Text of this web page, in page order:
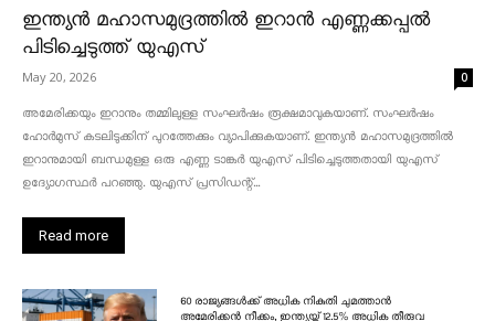
ഇന്ത്യൻ മഹാസമുദ്രത്തിൽ ഇറാൻ എണ്ണക്കപ്പൽ
പിടിച്ചെടുത്ത് യുഎസ്
May 20, 2026 0
അമേരിക്കയും ഇറാനും തമ്മിലുള്ള സംഘർഷം രൂക്ഷമാവുകയാണ്. സംഘർഷം
ഹോർമുസ് കടലിടുക്കിന് പുറത്തേക്കും വ്യാപിക്കുകയാണ്. ഇന്ത്യൻ മഹാസമുദ്രത്തിൽ
ഇറാനുമായി ബന്ധമുള്ള ഒരു എണ്ണ ടാങ്കർ യുഎസ് പിടിച്ചെടുത്തതായി യുഎസ്
ഉദ്യോഗസ്ഥർ പറഞ്ഞു. യുഎസ് പ്രസിഡന്റ്...
Read more
60 രാജ്യങ്ങൾക്ക് അധിക നികുതി ചുമത്താൻ
അമേരിക്കൻ നീക്കം, ഇന്ത്യയ്ക്ക് 12.5% അധിക തീരുവ